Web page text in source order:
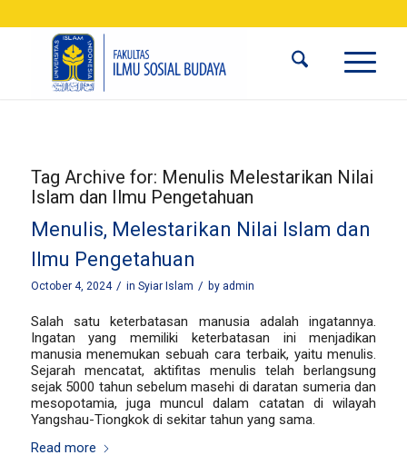
Tag Archive for: Menulis Melestarikan Nilai
Islam dan Ilmu Pengetahuan
Menulis, Melestarikan Nilai Islam dan
Ilmu Pengetahuan
October 4, 2024 / in Syiar Islam / by admin
Salah satu keterbatasan manusia adalah ingatannya.
Ingatan yang memiliki keterbatasan ini menjadikan
manusia menemukan sebuah cara terbaik, yaitu menulis.
Sejarah mencatat, aktifitas menulis telah berlangsung
sejak 5000 tahun sebelum masehi di daratan sumeria dan
mesopotamia, juga muncul dalam catatan di wilayah
Yangshau-Tiongkok di sekitar tahun yang sama.
Read more